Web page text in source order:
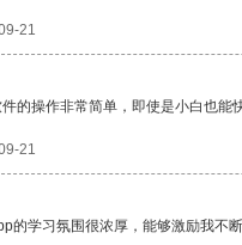
21
的操作非常简单，即使是小白也能
21
的学习氛围很浓厚，能够激励我不